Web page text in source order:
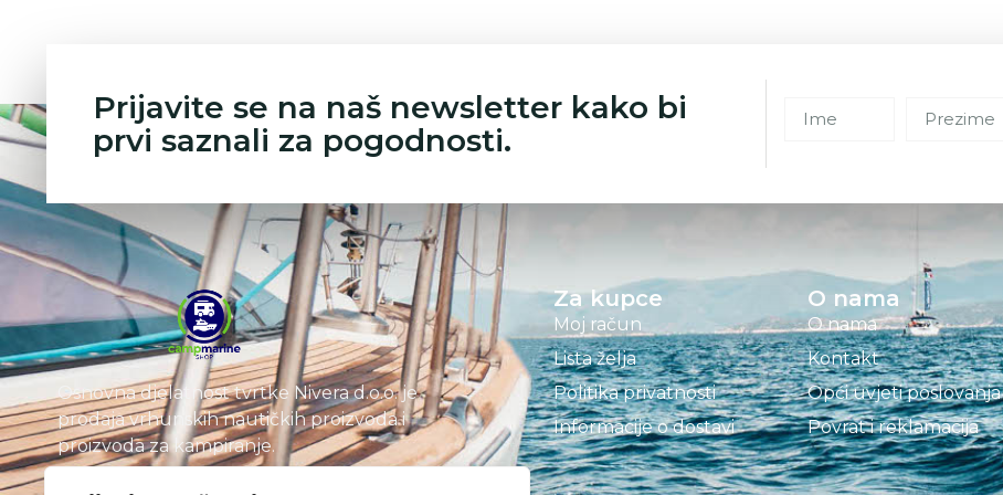
Prijavite se na naš newsletter kako bi
prvi saznali za pogodnosti.
Osnovna djelatnost tvrtke Nivera d.o.o. je
prodaja vrhunskih nautičkih proizvoda i
proizvoda za kampiranje.
Za kupce
Moj račun
Lista želja
Politika privatnosti
Informacije o dostavi
O nama
O nama
Kontakt
Opći uvjeti poslovanja
Povrat i reklamacija